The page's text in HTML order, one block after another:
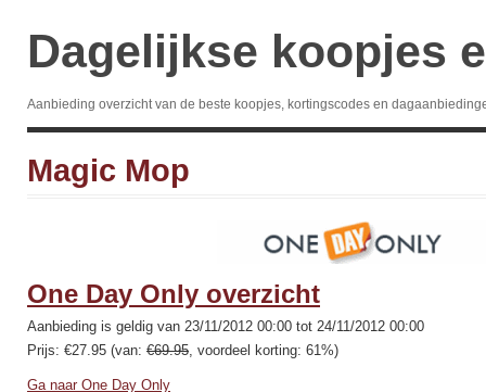
Dagelijkse koopjes
Aanbieding overzicht van de beste koopjes, kortingscodes en
Magic Mop
One Day Only overzicht
Aanbieding is geldig van 23/11/2012 00:00 tot 24/11/2012 00:00
Prijs: €27.95 (van: €69.95, voordeel korting: 61%)
Ga naar One Day Only